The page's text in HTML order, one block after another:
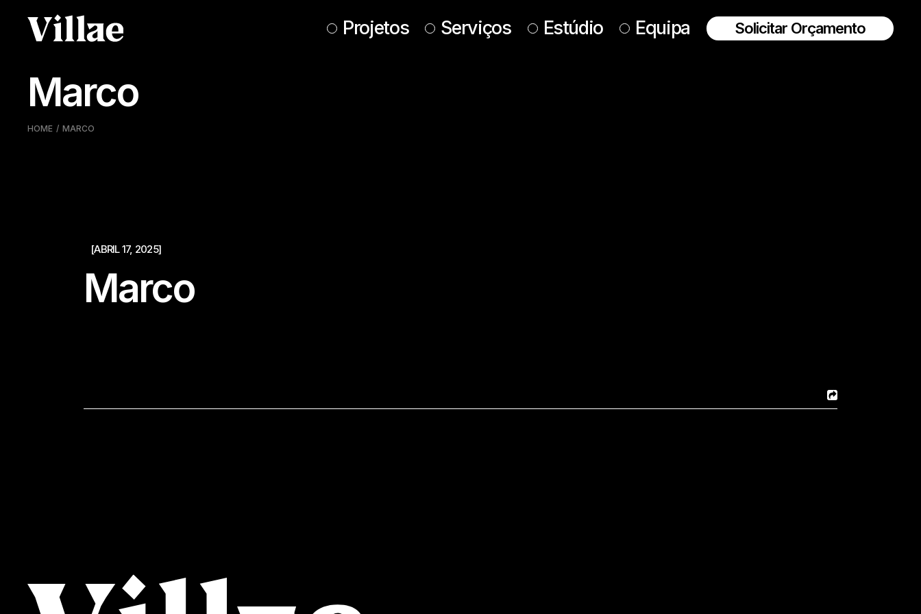
content
Projetos Serviços Estúdio Equipa Solicitar Orçamento
Marco
HOME MARCO
[ABRIL 17, 2025]
Marco